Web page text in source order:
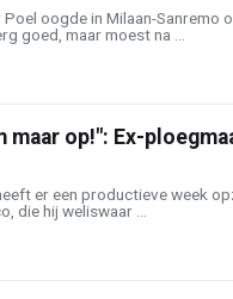
oogde in Milaan-Sanremo
goed, maar moest na ...
maar op!": Ex-
er een productieve week
die hij weliswaar ...